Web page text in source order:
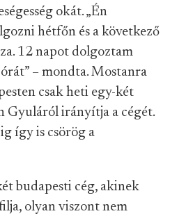
okát. „Én
hétfőn és a következő
12 napot dolgoztam
– mondta. Mostanra
csak heti egy-két
Gyuláról irányítja a cégét.
így is csörög a
budapesti cég, akinek
olyan viszont nem